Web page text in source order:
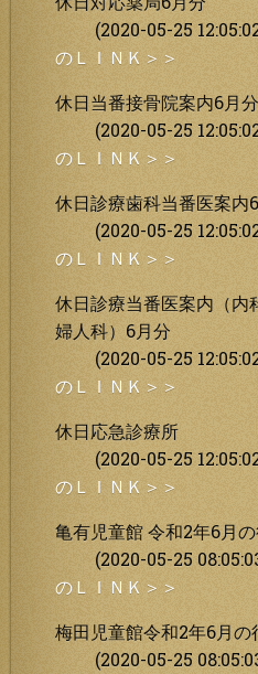
(2020-05-25
のＬＩＮＫ＞＞
休日当番接骨院案内6月分
(2020-05-25
のＬＩＮＫ＞＞
休日診療歯科当番医案内
(2020-05-25
のＬＩＮＫ＞＞
休日診療当番医案内（内
婦人科）6月分
(2020-05-25
のＬＩＮＫ＞＞
休日応急診療所
(2020-05-25
のＬＩＮＫ＞＞
亀有児童館 令和2年6月
(2020-05-25
のＬＩＮＫ＞＞
梅田児童館令和2年6月の
(2020-05-25